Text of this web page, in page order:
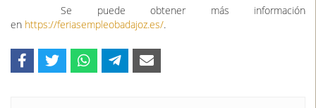
Feria de Empleo, Emprendimiento y Empresa